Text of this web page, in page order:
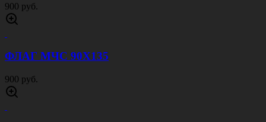
900 руб.
ФЛАГ МЧС 90Х135
900 руб.